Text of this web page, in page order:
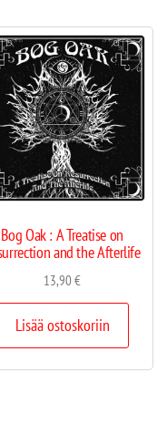
Bog Oak : A Treatise on
and the Afterlife
13,90€
Lisää ostoskoriin